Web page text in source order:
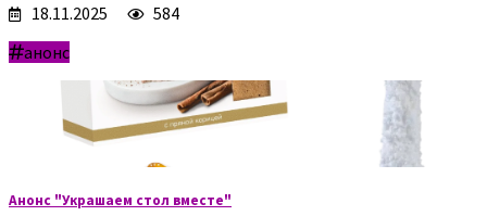
18.11.2025
584
анонс
Анонс "Украшаем стол вместе"